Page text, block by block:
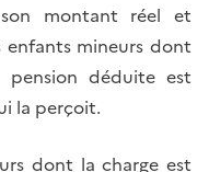
montant réel et
enfants mineurs dont
déduite est
la perçoit.
dont la charge est